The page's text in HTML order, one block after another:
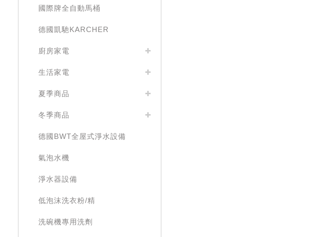
國際牌全自動馬桶
德國凱馳KARCHER
廚房家電
生活家電
夏季商品
冬季商品
德國BWT全屋式淨水設備
氣泡水機
淨水器設備
低泡沫洗衣粉/精
洗碗機專用洗劑